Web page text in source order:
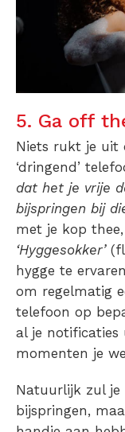
5. Ga off
Niets rukt je uit
‘dringend’
dat het je vrije
bijspringen bij
met je kop
‘Hyggesokker’
hygge te
om regelmatig
telefoon op
al je notificaties
momenten je
Natuurlijk zul je
bijspringen,